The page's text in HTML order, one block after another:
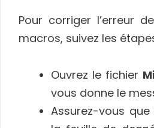
Pour corriger l’erreur
macros, suivez les
Ouvrez le fichier
vous donne le
Assurez-vous